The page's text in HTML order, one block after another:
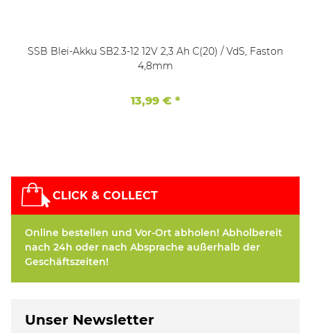
SSB Blei-Akku SB2.3-12 12V 2,3 Ah C(20) / VdS, Faston
4,8mm
13,99 € *
CLICK & COLLECT
Online bestellen und Vor-Ort abholen! Abholbereit
nach 24h oder nach Absprache außerhalb der
Geschäftszeiten!
Unser Newsletter